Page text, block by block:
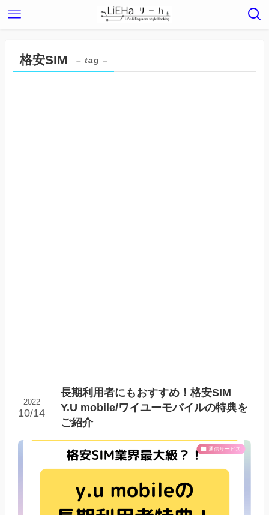
格安SIM – tag –
長期利用者にもおすすめ！格安SIM
Y.U mobile/ワイユーモバイルの特典を
ご紹介
2022
10/14
通信サービス